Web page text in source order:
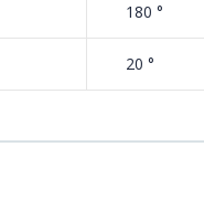
180 °
20 °